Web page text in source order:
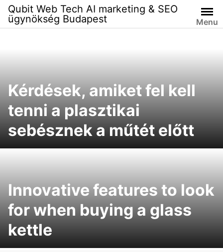
Skip
content
Qubit Web Tech AI marketing & SEO
ügynökség Budapest
Menu
Kérdések, amiket fel kell
tenni a plasztikai
sebésznek a műtét előtt​​​​​​​
Innovative features to look
for when buying a glass
kettle